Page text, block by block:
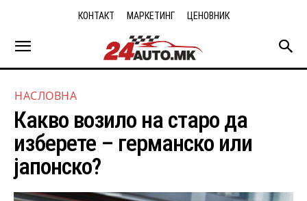
КОНТАКТ МАРКЕТИНГ ЦЕНОВНИК
НАСЛОВНА
Какво возило на старо да
изберете – германско или
јапонско?